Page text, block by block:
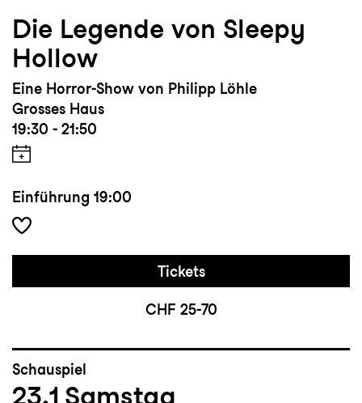
Die Legende von Sleepy
Hollow
Eine Horror-Show von Philipp Löhle
Grosses Haus
19:30 - 21:50
Einführung 19:00
Tickets
CHF 25-70
Schauspiel
23.1 Samstag